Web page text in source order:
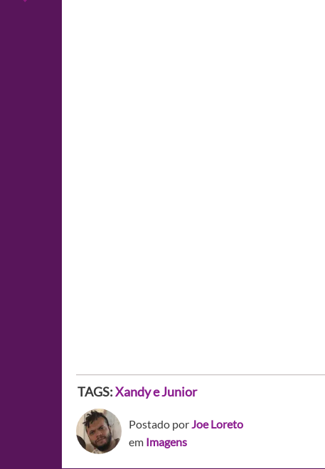
TAGS:Xandy e Junior
Postado porJoe Loreto
em Imagens